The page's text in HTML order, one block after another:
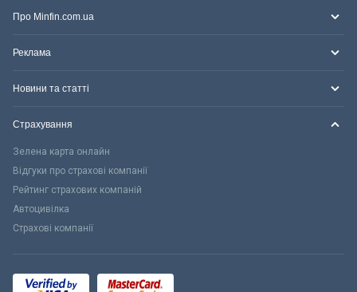
Про Minfin.com.ua
Реклама
Новини та статті
Страхування
Зелена карта онлайн
Відгуки про страхові компанії
Рейтинг страхових компаній
Автоцивілка
Страхові компанії